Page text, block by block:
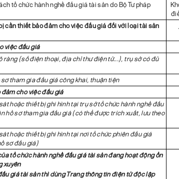
tổ chức hành nghề đấu giá tài sản do Bộ Tư pháp
cần thiết bảo đảm cho việc đấu giá đối với loại tài sản
việc đấu giá
ràng (số điện thoại, địa chỉ thư điện tử...), trụ sở có đủ
tham gia đấu giá công khai, thuận tiện
cho việc đấu giá
hoặc thiết bị ghi hình tại trụ sở tổ chức hành nghề đấu
hồ sơ tham gia đấu giá (có thể được trích xuất, lưu theo
hoặc thiết bị ghi hình tại nơi tổ chức phiên đấu giá
sơ đấu giá)
tổ chức hành nghề đấu giá tài sản đang hoạt động ổn
xuyên
giá tài sản thì dùng Trang thông tin điện tử độc lập